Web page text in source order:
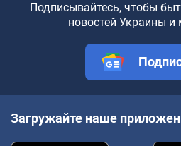
Подписывайтесь, чтобы
новостей Украины и
Загружайте наше